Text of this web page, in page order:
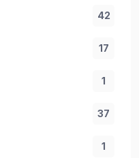
42
17
1
37
1